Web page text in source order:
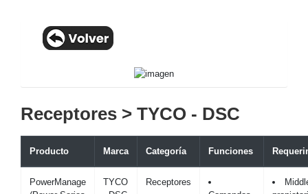
Receptores > TYCO - DSC
Producto Marca Categoría Funciones
PowerManage
TYCO
Receptores